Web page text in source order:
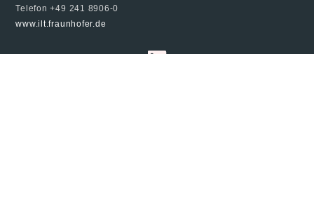
Telefon +49 241 8906-0
www.ilt.fraunhofer.de